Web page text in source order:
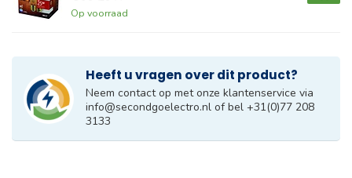
Op voorraad
Heeft u vragen over dit product?
Neem contact op met onze klantenservice via
info@secondgoelectro.nl of bel +31(0)77 208
3133